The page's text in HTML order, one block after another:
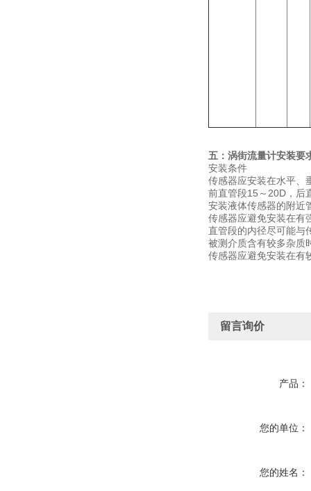
五： 涡街流量计安装要
安装条件
传感器应安装在水平、
前直管段15～20D，后
安装液体传感器的附近
传感器应避免安装在有
直管段的内径尽可能与
被测介质含有较多杂质
传感器应避免安装在有
留言询价
产品：
您的单位：
您的姓名：